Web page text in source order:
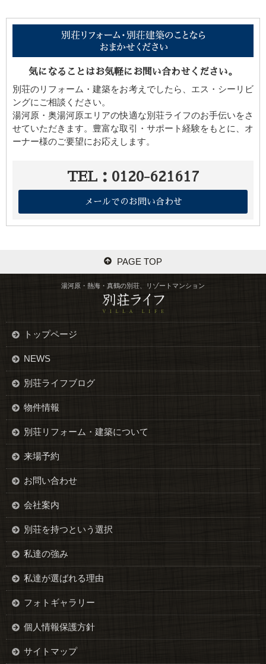
気になることはお気軽にお問い合わせください。
別荘のリフォーム・建築をお考えでしたら、エス・シーリビ
ングにご相談ください。
湯河原・奥湯河原エリアの快適な別荘ライフのお手伝いをさ
せていただきます。豊富な取引・サポート経験をもとに、オ
ーナー様のご要望にお応えします。
TEL：0120-621617
メールでのお問い合わせ
PAGE TOP
湯河原・熱海・真鶴の別荘、リゾートマンション
トップページ
NEWS
別荘ライフブログ
物件情報
別荘リフォーム・建築について
来場予約
お問い合わせ
会社案内
別荘を持つという選択
私達の強み
私達が選ばれる理由
フォトギャラリー
個人情報保護方針
サイトマップ